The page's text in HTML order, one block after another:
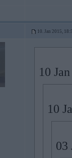
10. Jan 2015,
10
10
03